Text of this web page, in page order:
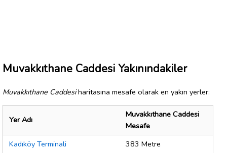
Muvakkıthane Caddesi Yakınındakiler
Muvakkıthane Caddesiharitasına mesafe olarak en yakın yerler:
Yer Adı
Muvakkıthane Caddesi
Mesafe
Kadıköy Terminali
383 Metre